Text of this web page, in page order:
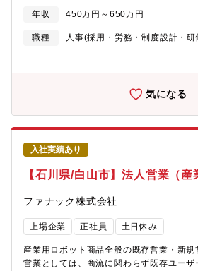
続や新規契約含む） 新規派遣会社の
集合研修やWeb研修の準備と実施 →ハ
講師役 →入社受入教育（安全衛生につ
材紹介会社や派遣会社からの請求書対応な
レックス勤務：あり・在宅勤務：あり（
インとなります。・通勤：マイカー通勤
年収 450万円～650万円
職種
人事(採用・労務・制度設計・研
気になる
入社実績あり
【石川県/白山市】法人営業（産
ファナック株式会社
上場企業 正社員 土日休み
産業用ロボット商品全般の既存営業・新
営業としては、商流に関わらず既存ユー